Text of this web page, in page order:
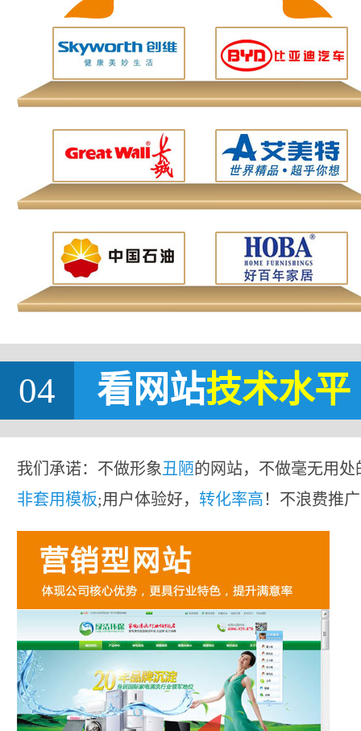
04 看网站技术水平
我们承诺：不做形象丑陋的网站，不做毫无用处
非套用模板;用户体验好， 转化率高！不浪费推